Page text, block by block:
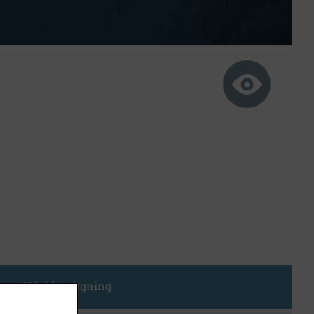
Udvidet søgning